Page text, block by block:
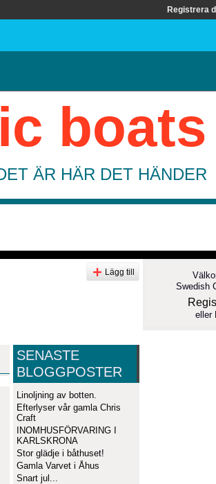
Registrera
boats
ÄR HÄR DET HÄNDER
Lägg till
SENASTE
BLOGGPOSTER
Linoljning av botten.
Efterlyser vår gamla Chris
Craft
INOMHUSFÖRVARING I
KARLSKRONA
Stor glädje i båthuset!
Gamla Varvet i Åhus
Snart jul...
Swedish
eller